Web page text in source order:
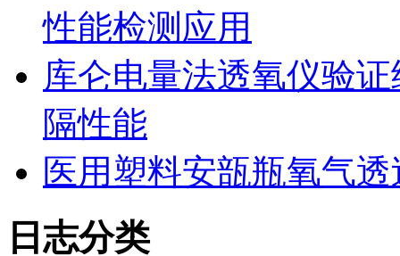
性能检测应用
库仑电量法透氧仪验
隔性能
医用塑料安瓿瓶氧气
日志分类